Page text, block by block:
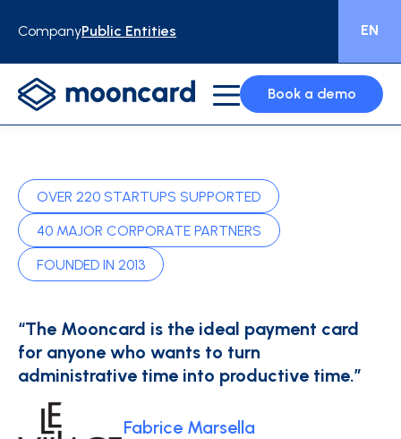
CompanyPublic Entities EN
Book a demo
OVER 220 STARTUPS SUPPORTED
40 MAJOR CORPORATE PARTNERS
FOUNDED IN 2013
“The Mooncard is the ideal payment card
for anyone who wants to turn
administrative time into productive time.”
Fabrice Marsella